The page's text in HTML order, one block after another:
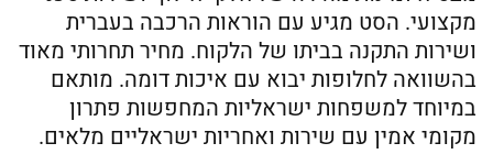
מקצועי. הסט מגיע עם הוראות הרכבה בעברית
ושירות התקנה בביתו של הלקוח. מחיר תחרותי מאוד
בהשוואה לחלופות יבוא עם איכות דומה. מותאם
במיוחד למשפחות ישראליות המחפשות פתרון
מקומי אמין עם שירות ואחריות ישראליים מלאים.